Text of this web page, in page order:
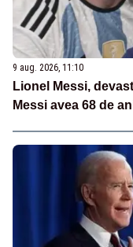
9 aug. 2026, 11:10
Lionel Messi,
Messi avea 68 de